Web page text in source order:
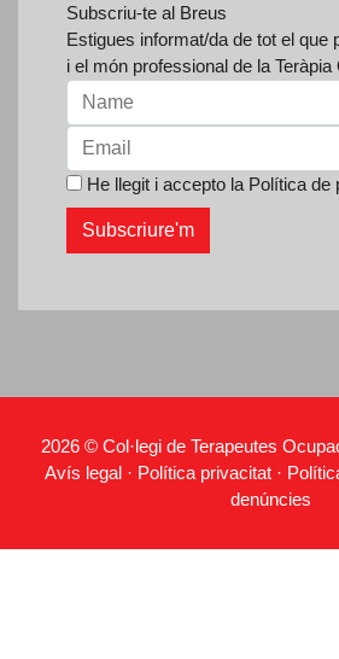
Subscriu-te al Breus
Estigues informat/da de tot el que
i el món professional de la Teràpia
He llegit i accepto la Política de
2026 © Col·legi de Terapeutes
Avís legal· Política privacitat·
denúncies